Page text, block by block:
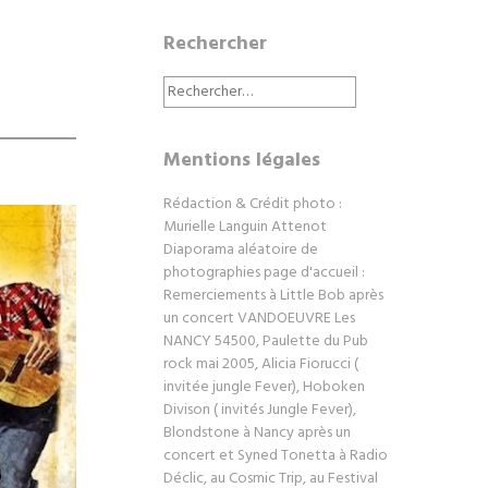
Rechercher
Rechercher :
Mentions légales
Rédaction & Crédit photo :
Murielle Languin Attenot
Diaporama aléatoire de
photographies page d'accueil :
Remerciements à Little Bob après
un concert VANDOEUVRE Les
NANCY 54500, Paulette du Pub
rock mai 2005, Alicia Fiorucci (
invitée jungle Fever), Hoboken
Divison ( invités Jungle Fever),
Blondstone à Nancy après un
concert et Syned Tonetta à Radio
Déclic, au Cosmic Trip, au Festival